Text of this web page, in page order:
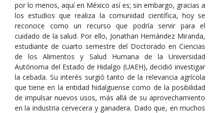
por lo menos, aquí en México así es; sin embargo, gracias a
los estudios que realiza la comunidad científica, hoy se
reconoce como un recurso que podría servir para el
cuidado de la salud. Por ello, Jonathan Hernández Miranda,
estudiante de cuarto semestre del Doctorado en Ciencias
de los Alimentos y Salud Humana de la Universidad
Autónoma del Estado de Hidalgo (UAEH), decidió investigar
la cebada. Su interés surgió tanto de la relevancia agrícola
que tiene en la entidad hidalguense como de la posibilidad
de impulsar nuevos usos, más allá de su aprovechamiento
en la industria cervecera y ganadera. Dado que, en muchos